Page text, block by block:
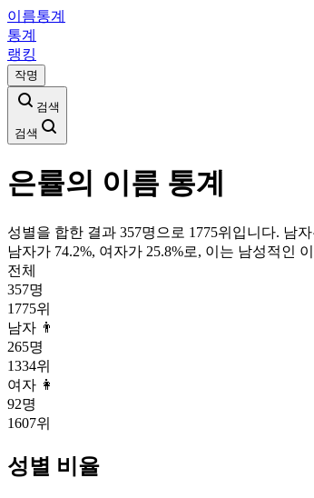
이름통계
통계
랭킹
작명
검색
검색
은률의 이름 통계
성별을 합한 결과 357명으로 1775위입니다. 남
남자가 74.2%, 여자가 25.8%로, 이는 남성적인
전체
357명
1775위
남자 👨
265명
1334위
여자 👩
92명
1607위
성별 비율